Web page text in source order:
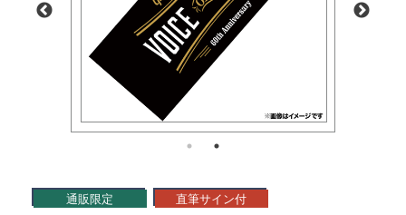
通販限定 直筆サイン付